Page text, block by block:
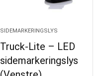
SIDEMARKERINGSLYS
Truck-Lite – LED
sidemarkeringslys